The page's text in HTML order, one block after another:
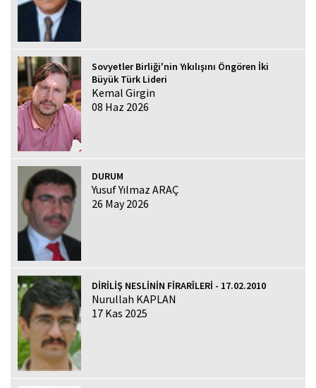
Sovyetler Birliği'nin Yıkılışını Öngören İki
Büyük Türk Lideri
Kemal Girgin
08 Haz 2026
DURUM
Yusuf Yılmaz ARAÇ
26 May 2026
DİRİLİŞ NESLİNİN FİRARÎLERİ - 17.02.2010
Nurullah KAPLAN
17 Kas 2025